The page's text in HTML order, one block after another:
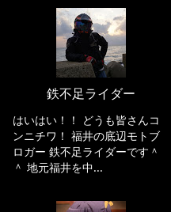
鉄不足ライダー
はいはい！！ どうも皆さんコ
ンニチワ！ 福井の底辺モトブ
ロガー 鉄不足ライダーです＾
＾ 地元福井を中...